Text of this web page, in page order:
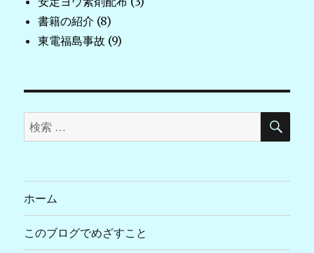
書籍の紹介 (8)
東電福島事故 (9)
検
索
象:
検
ホーム
このブログでめざすこと